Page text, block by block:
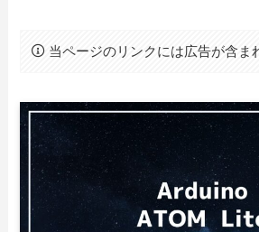
当ページのリンクには広告が含ま